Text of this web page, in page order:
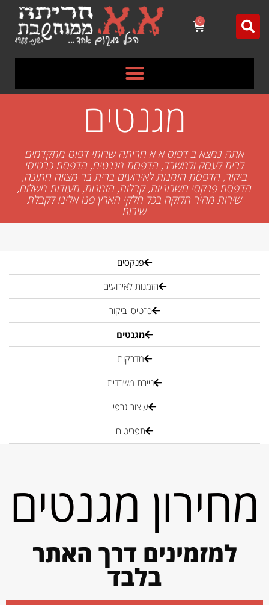
0
מגנטים
אתה נמצא ב דפוס א א חריתה שרותי דפוס מתקדמים
לבית לעסק ולמשרד, הדפסת מגנטים, הדפסת כרטיסי
ביקור, הדפסת הזמנות לאירועים ברית בר מצווה חתונה,
הדפסת פנקסי חשבוניות, קבלות, הזמנות, תעודות משלוח,
שירות מהיר חלוקה בכל חלקי הארץ פנו אלינו לקבלת
שירות
פנקסים
הזמנות לאירועים
כרטיסי ביקור
מגנטים
מדבקות
ניירת משרדית
עיצוב גרפי
תפריטים
מחירון מגנטים
למזמינים דרך האתר
בלבד